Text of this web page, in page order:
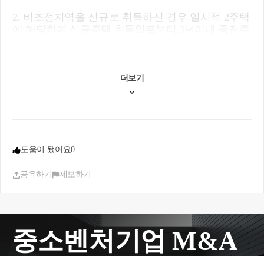
2. 비조정지역을 신규로 취득하신 경우 일시적 2주택
임대료 상한 5%이내로 증액하셨다면 상생임대인 요
건을 충족한 것으로 판단됩니다.
더보기
도움이 됐어요0
공유하기 제보하기
중소벤처기업 M&A